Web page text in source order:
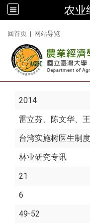
农业
回首页 | 网站导览
2014
雷立芬、陈文华、
台湾实施树医生制
林业研究专讯
21
6
49-52